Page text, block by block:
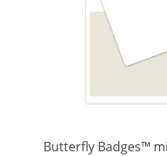
Butterfly Badges™